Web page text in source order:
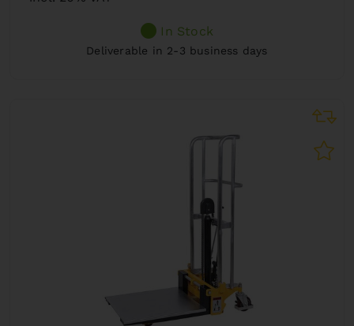
In Stock
Deliverable in 2-3 business days